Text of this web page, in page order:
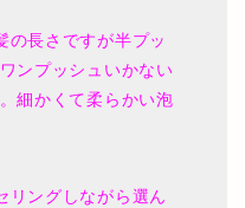
の長さですが半プッ
ンプッシュいかない
細かくて柔らかい泡
リングしながら選ん